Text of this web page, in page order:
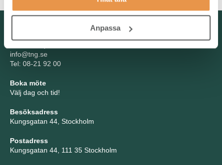
Anpassa
info@tng.se
Tel: 08-21 92 00
Boka möte
Välj dag och tid!
Besöksadress
Kungsgatan 44, Stockholm
Postadress
Kungsgatan 44, 111 35 Stockholm